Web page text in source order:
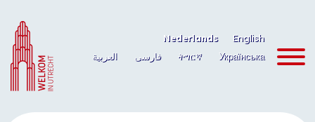
naar
de
inhoud
Nederlands
English
العربية
فارسی ትግርኛ Українська